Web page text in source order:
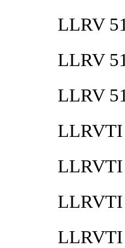
LLRV
LLRV
LLRV
LLRVTI
LLRVTI
LLRVTI